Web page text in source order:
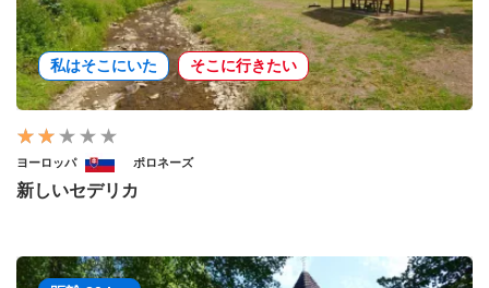
私はそこにいた そこに行きたい
ヨーロッパ ポロネーズ
新しいセデリカ